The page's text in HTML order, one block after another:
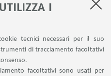
I
tecnici necessari per il suo
di tracciamento facoltativi
facoltativi sono usati per
Dipartimento
afferenti al Dipartimento
interni
servizi